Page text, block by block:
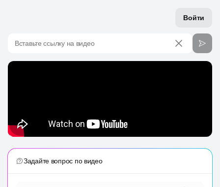
Войти
Вставьте ссылку на видео
Задайте вопрос по видео